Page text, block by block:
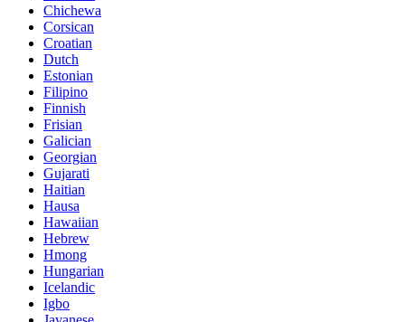
Chichewa
Corsican
Croatian
Dutch
Estonian
Filipino
Finnish
Frisian
Galician
Georgian
Gujarati
Haitian
Hausa
Hawaiian
Hebrew
Hmong
Hungarian
Icelandic
Igbo